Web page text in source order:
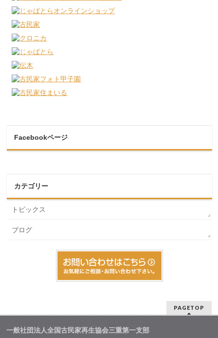
Facebookページ
カテゴリー
トピックス
ブログ
PAGETOP
一般社団法人全国古民家再生協会三重第一支部